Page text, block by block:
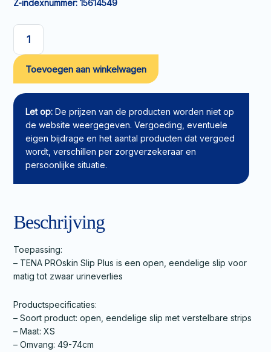
Z-indexnummer: 15614549
TENA
PROskin
Plus
XS
aantal
Toevoegen aan winkelwagen
Let op: De prijzen van de producten worden niet op
de website weergegeven. Vergoeding, eventuele
eigen bijdrage en het aantal producten dat vergoed
wordt, verschillen per zorgverzekeraar en
persoonlijke situatie.
Beschrijving
Toepassing:
– TENA PROskin Slip Plus is een open, eendelige slip voor
matig tot zwaar urineverlies
Productspecificaties:
– Soort product: open, eendelige slip met verstelbare strips
– Maat: XS
– Omvang: 49-74cm